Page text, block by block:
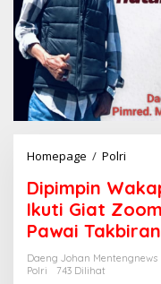
Homepage / Polri
p
i
m
p
n
Dipimpin
Ikuti Giat
Pawai Takbiran
Daeng Johan Mentengnews
Polri
743 Dilihat